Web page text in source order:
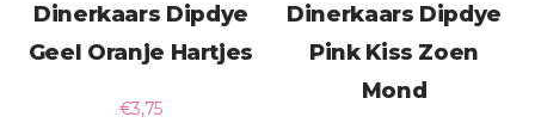
Dinerkaars Dipdye
Geel Oranje Hartjes
€3,75
Dinerkaars Dipdye
Pink Kiss Zoen
Mond